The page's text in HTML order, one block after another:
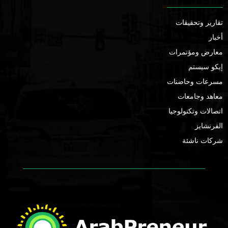
تقارير وتحقيقات
أخبار
معارض ومؤتمرات
إيكو سيستم
مسرعات وحاضنات
معاهد وجامعات
اتصالات وتكنولوجيا
الفرنشايز
شركات ناشئة